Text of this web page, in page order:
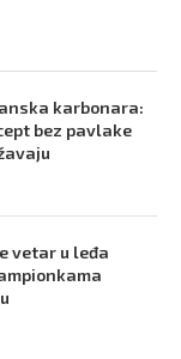
karbonara:
bez pavlake
vetar u leđa